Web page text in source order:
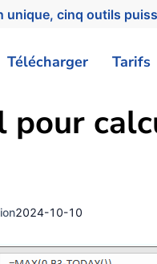
cinq outils
Télécharger Tarifs
pour
2024-10-10